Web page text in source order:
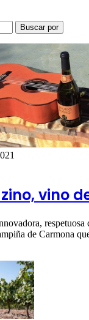
Buscar por
vino
de Carmona